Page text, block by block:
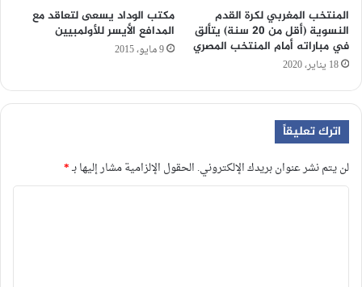
المنتخب المغربي لكرة القدم
النسوية (أقل من 20 سنة) يتألق
في مباراته أمام المنتخب المصري
18 يناير، 2020
مكتب الوداد يسعى لتعاقد مع
المدافع الأيسر للأولمبيين
9 مايو، 2015
اترك تعليقاً
لن يتم نشر عنوان بريدك الإلكتروني. الحقول الإلزامية مشار إليها بـ*